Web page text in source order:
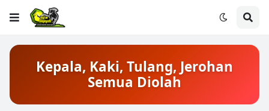
Kepala, Kaki, Tulang, Jerohan
Semua Diolah